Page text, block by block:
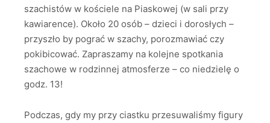
szachistów w kościele na Piaskowej (w sali przy
kawiarence). Około 20 osób – dzieci i dorosłych –
przyszło by pograć w szachy, porozmawiać czy
pokibicować. Zapraszamy na kolejne spotkania
szachowe w rodzinnej atmosferze – co niedzielę o
godz. 13!
Podczas, gdy my przy ciastku przesuwaliśmy figury